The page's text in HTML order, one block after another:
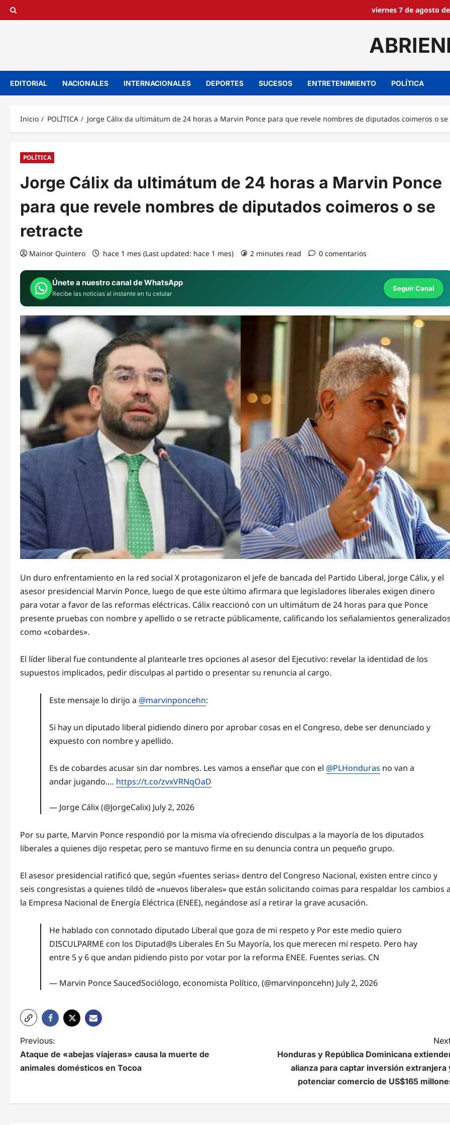
Saltar
viernes 7 de agosto
EDITORIAL NACIONALES INTERNACIONALES DEPORTES SUCESOS ENTRETENIMIENTO POLÍTICA
Inicio POLÍTICA Jorge Cálix da ultimátum de 24 horas a Marvin Ponce para que revele nombres de diputados coimeros o
POLÍTICA
Jorge Cálix da ultimátum de 24 horas a Marvin Ponce
para que revele nombres de diputados coimeros o se
retracte
Mainor Quintero hace 1 mes (Last updated: hace 1 mes) 2 minutes read 0 comentarios
Únete a nuestro canal de WhatsApp
Recibe las noticias al instante en tu celular
Seguir Canal
Un duro enfrentamiento en la red social X protagonizaron el jefe de bancada del Partido Liberal, Jorge Cálix, y el
asesor presidencial Marvin Ponce, luego de que este último afirmara que legisladores liberales exigen dinero
para votar a favor de las reformas eléctricas. Cálix reaccionó con un ultimátum de 24 horas para que Ponce
presente pruebas con nombre y apellido o se retracte públicamente, calificando los señalamientos
como «cobardes».
El líder liberal fue contundente al plantearle tres opciones al asesor del Ejecutivo: revelar la identidad de los
supuestos implicados, pedir disculpas al partido o presentar su renuncia al cargo.
Este mensaje lo dirijo a @marvinponcehn:
Si hay un diputado liberal pidiendo dinero por aprobar cosas en el Congreso, debe ser denunciado y
expuesto con nombre y apellido.
Es de cobardes acusar sin dar nombres. Les vamos a enseñar que con el @PLHonduras no van a
andar jugando.… https://t.co/zvxVRNqOaD
— Jorge Cálix (@JorgeCalix) July 2, 2026
Por su parte, Marvin Ponce respondió por la misma vía ofreciendo disculpas a la mayoría de los diputados
liberales a quienes dijo respetar, pero se mantuvo firme en su denuncia contra un pequeño grupo.
El asesor presidencial ratificó que, según «fuentes serias» dentro del Congreso Nacional, existen entre cinco y
seis congresistas a quienes tildó de «nuevos liberales» que están solicitando coimas para respaldar los cambios
la Empresa Nacional de Energía Eléctrica (ENEE), negándose así a retirar la grave acusación.
He hablado con connotado diputado Liberal que goza de mi respeto y Por este medio quiero
DISCULPARME con los Diputad@s Liberales En Su Mayoría, los que merecen mi respeto. Pero hay
entre 5 y 6 que andan pidiendo pisto por votar por la reforma ENEE. Fuentes serias. CN
— Marvin Ponce SaucedSociólogo, economista Político, (@marvinponcehn) July 2, 2026
N
a
Previous:
Ataque de «abejas viajeras» causa la muerte de
animales domésticos en Tocoa
Honduras y República Dominicana
alianza para captar inversión extranjera
potenciar comercio de US$165